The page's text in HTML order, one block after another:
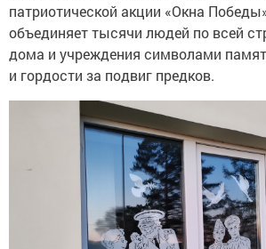
патриотической акции «Окна
объединяет тысячи людей по всей
дома и учреждения символами
и гордости за подвиг предков.